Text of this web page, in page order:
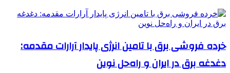
خرده فروشی برق با تامین انرژی پایدار آرارات مقدمه:
دغدغه برق در ایران و راه‌حل نوین